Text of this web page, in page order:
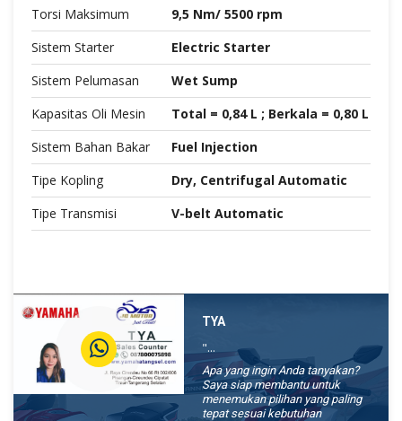
Torsi Maksimum
9,5 Nm/ 5500 rpm
Sistem Starter
Electric Starter
Sistem Pelumasan
Wet Sump
Kapasitas Oli Mesin
Total = 0,84 L ; Berkala = 0,80 L
Sistem Bahan Bakar
Fuel Injection
Tipe Kopling
Dry, Centrifugal Automatic
Tipe Transmisi
V-belt Automatic
TYA
"...
Apa yang ingin Anda tanyakan?
Saya siap membantu untuk
menemukan pilihan yang paling
tepat sesuai kebutuhan